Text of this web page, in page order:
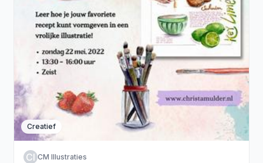
Creatief
CI CM Illustraties